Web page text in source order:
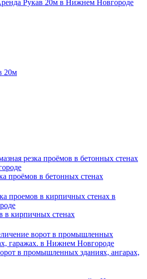
20м
проёмов в бетонных стенах
в кирпичных стенах
в промышленных зданиях, ангарах,